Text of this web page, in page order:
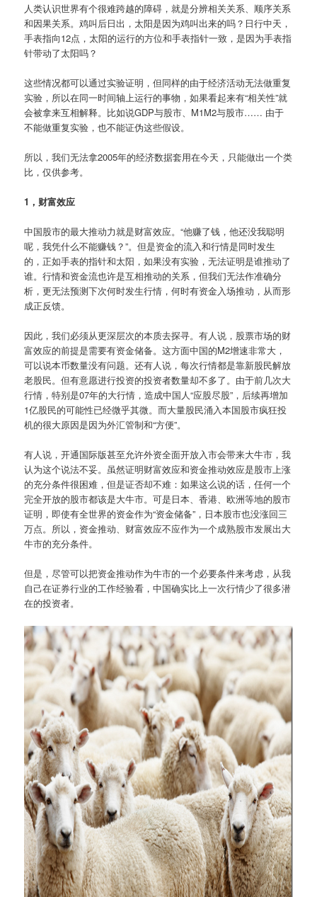
人类认识世界有个很难跨越的障碍，就是分辨相关关系、顺序关系
和因果关系。鸡叫后日出，太阳是因为鸡叫出来的吗？日行中天，
手表指向12点，太阳的运行的方位和手表指针一致，是因为手表指
针带动了太阳吗？
这些情况都可以通过实验证明，但同样的由于经济活动无法做重复
实验，所以在同一时间轴上运行的事物，如果看起来有“相关性”就
会被拿来互相解释。比如说GDP与股市、M1M2与股市…… 由于
不能做重复实验，也不能证伪这些假设。
所以，我们无法拿2005年的经济数据套用在今天，只能做出一个类
比，仅供参考。
1，财富效应
中国股市的最大推动力就是财富效应。“他赚了钱，他还没我聪明
呢，我凭什么不能赚钱？”。但是资金的流入和行情是同时发生
的，正如手表的指针和太阳，如果没有实验，无法证明是谁推动了
谁。行情和资金流也许是互相推动的关系，但我们无法作准确分
析，更无法预测下次何时发生行情，何时有资金入场推动，从而形
成正反馈。
因此，我们必须从更深层次的本质去探寻。有人说，股票市场的财
富效应的前提是需要有资金储备。这方面中国的M2增速非常大，
可以说本币数量没有问题。还有人说，每次行情都是靠新股民解放
老股民。但有意愿进行投资的投资者数量却不多了。由于前几次大
行情，特别是07年的大行情，造成中国人“应股尽股”，后续再增加
1亿股民的可能性已经微乎其微。而大量股民涌入本国股市疯狂投
机的很大原因是因为外汇管制和“方便”。
有人说，开通国际版甚至允许外资全面开放入市会带来大牛市，我
认为这个说法不妥。虽然证明财富效应和资金推动效应是股市上涨
的充分条件很困难，但是证否却不难：如果这么说的话，任何一个
完全开放的股市都该是大牛市。可是日本、香港、欧洲等地的股市
证明，即使有全世界的资金作为“资金储备”，日本股市也没涨回三
万点。所以，资金推动、财富效应不应作为一个成熟股市发展出大
牛市的充分条件。
但是，尽管可以把资金推动作为牛市的一个必要条件来考虑，从我
自己在证券行业的工作经验看，中国确实比上一次行情少了很多潜
在的投资者。